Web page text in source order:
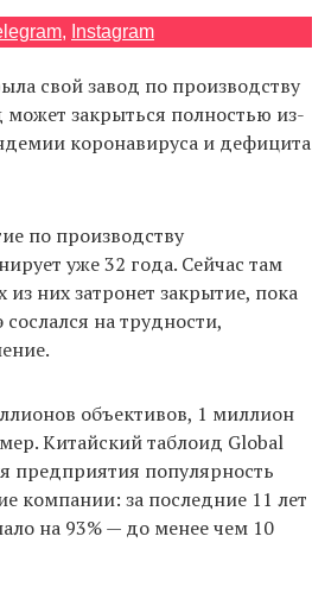
, Instagram
свой завод по производству
закрыться полностью из-
коронавируса и дефицита
по производству
уже 32 года. Сейчас там
них затронет закрытие, пока
на трудности,
объективов, 1 миллион
Китайский таблоид Global
предприятия популярность
компании: за последние 11 лет
на 93% — до менее чем 10